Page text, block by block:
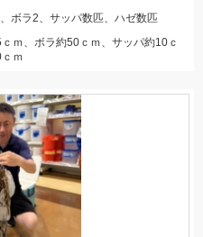
ボラ2、サッパ数匹、ハゼ数匹
ｍ、ボラ約50ｃｍ、サッパ約10ｃ
ｍ